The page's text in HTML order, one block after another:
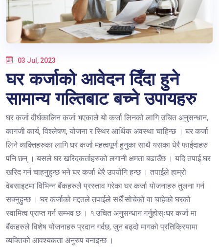
03 Jul, 2023
घर कर्जाको आवेदन दिँदा हुने
सामान्य गल्तिबाट बच्ने उपायहरु
घर कर्जा दीर्घकालिन कर्जा भएकाले यो कर्जा लिनको लागि उचित अनुसन्धान,
कागजी कार्य, विश्लेषण, योजना र स्थिर आर्थिक अवस्था चाहिन्छ । घर कर्जा
लिने व्यक्तिहरुका लागि घर कर्जा महत्वपूर्ण हुनुका साथै यसका धेरै फाईदाहरु
पनि छन् । यसले घर खरिदकर्ताहरुको लगानी क्षमता बढाउँछ । यदि तपाई घर
खरिद गर्न चाहनुहुन्छ भने घर कर्जा धेरै उपयोगि हन्छ । तपाईले हाम्रो
वेबसाइटमा विभिन्न बैंकहरुले प्रस्ताव गरेका घर कर्जा योजनाहरु तुलना गर्न
सक्नुहुन्छ । घर कर्जाको मद्दतले तपाईले सधैँ सोचेको वा चाहेको घरको
स्वामित्व प्राप्त गर्न सम्भव छ । १.उचित अनुसन्धान गर्नुहोस्ःघर कर्जा मा
बैंकहरुले विशेष योजनाहरु प्रदान गर्दछ, जुन बढ्दो मागको प्रतिक्रियामा
व्यक्तिको आवश्यकता अनुरुप बनाइन्छ ।